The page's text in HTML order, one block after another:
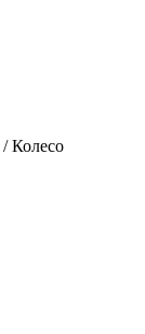
/Колесо